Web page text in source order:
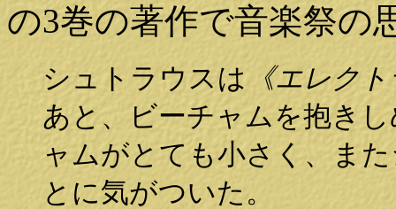
の3巻の著作で音楽祭の
シュトラウスは
《エレク
あと、ビーチャムを抱き
ャムがとても小さく、ま
とに気がついた。